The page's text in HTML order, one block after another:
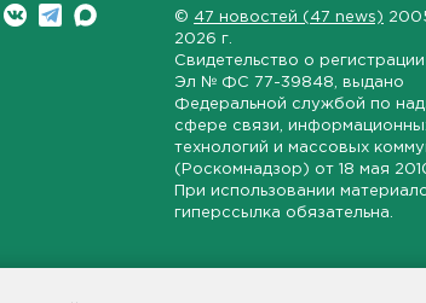
© 47 новостей (47 news)
2026 г.
Свидетельство о
Эл № ФС 77-39848 , выдано
Федеральной службой по
сфере связи,
технологий и массовых
(Роскомнадзор) от 18 мая
При использовании
гиперссылка обязательна.